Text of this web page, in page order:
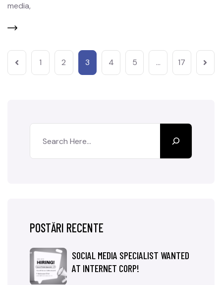
media,
1 2 3 4 5 … 17
POSTĂRI RECENTE
SOCIAL MEDIA SPECIALIST WANTED
AT INTERNET CORP!